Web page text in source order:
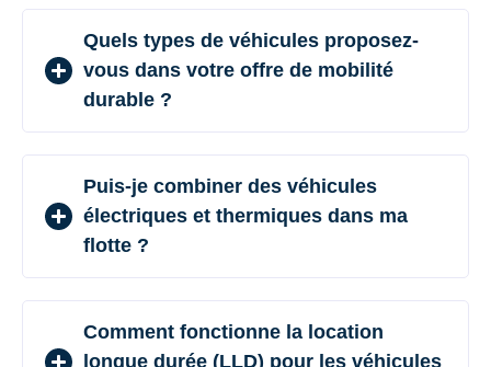
Quels types de véhicules proposez-
vous dans votre offre de mobilité
durable ?
Puis-je combiner des véhicules
électriques et thermiques dans ma
flotte ?
Comment fonctionne la location
longue durée (LLD) pour les véhicules